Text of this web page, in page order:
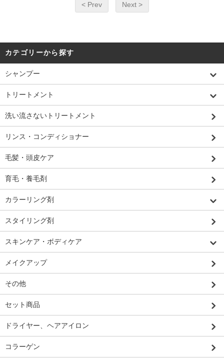
< Prev Next >
カテゴリーから探す
シャンプー
トリートメント
洗い流さないトリートメント
リンス・コンディショナー
毛髪・頭皮ケア
育毛・養毛剤
カラーリング剤
スタイリング剤
スキンケア・ボディケア
メイクアップ
その他
セット商品
ドライヤー、ヘアアイロン
コラーゲン